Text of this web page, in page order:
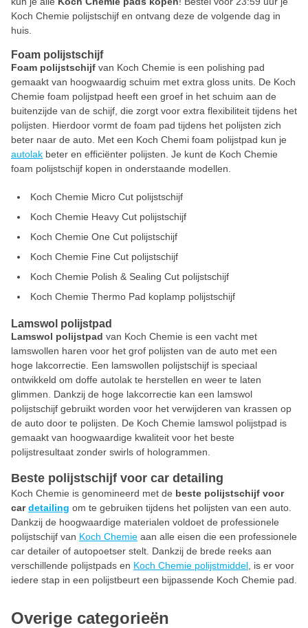
Koch Chemie polijstschijf en ontvang deze de volgende dag in
huis.
Foam polijstschijf
Foam polijstschijf van Koch Chemie is een polishing pad
gemaakt van hoogwaardig schuim met extra gloss units. De Koch
Chemie foam polijstpad heeft een groef in het schuim aan de
buitenzijde van de schijf, die zorgt voor extra flexibiliteit tijdens het
polijsten. Hierdoor vormt de foam pad tijdens het polijsten zich
beter naar de auto. Met een Koch Chemi foam polijstpad kun je
autolak beter en efficiënter polijsten. Je kunt de Koch Chemie
foam polijstschijf kopen in onderstaande modellen.
Koch Chemie Micro Cut polijstschijf
Koch Chemie Heavy Cut polijstschijf
Koch Chemie One Cut polijstschijf
Koch Chemie Fine Cut polijstschijf
Koch Chemie Polish & Sealing Cut polijstschijf
Koch Chemie Thermo Pad koplamp polijstschijf
Lamswol polijstpad
Lamswol polijstpad van Koch Chemie is een vacht met
lamswollen haren voor het grof polijsten van de auto met een
hoge lakcorrectie. Een lamswollen polijstschijf is speciaal
ontwikkeld om doffe autolak te herstellen en weer te laten
glimmen. Dankzij de hoge lakcorrectie kan een lamswol
polijstschijf gebruikt worden voor het verwijderen van krassen op
de auto door te polijsten. De Koch Chemie lamswol polijstpad is
gemaakt van hoogwaardige kwaliteit voor het beste
polijstresultaat zonder swirls of hologrammen.
Beste polijstschijf voor car detailing
Koch Chemie is genomineerd met de beste polijstschijf voor
cardetailing om te gebruiken tijdens het polijsten van een auto.
Dankzij de hoogwaardige materialen voldoet de professionele
polijstschijf van Koch Chemie aan alle eisen die een professionele
car detailer of autopoetser stelt. Dankzij de brede reeks aan
verschillende polijstpads en Koch Chemie polijstmiddel , is er voor
iedere stap in een polijstbeurt een bijpassende Koch Chemie pad.
Overige categorieën